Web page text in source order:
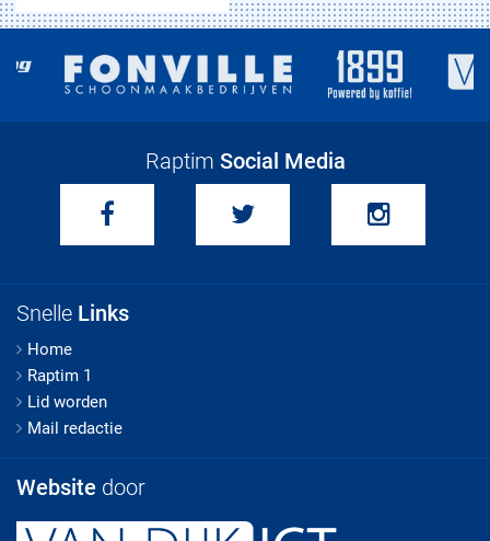
Raptim Social Media
Snelle Links
Home
Raptim 1
Lid worden
Mail redactie
Website door